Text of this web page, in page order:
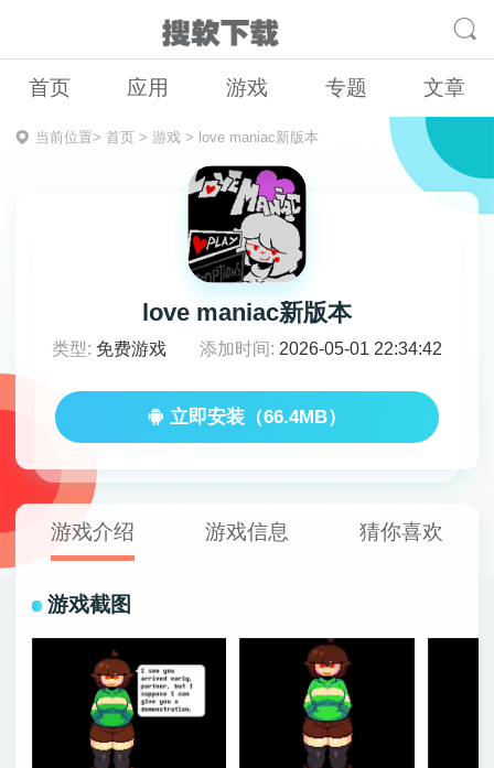
首页 应用 游戏 专题 文章
当前位置> 首页> 游戏> love maniac新版本
love maniac新版本
类型: 免费游戏 添加时间: 2026-05-01 22:34:42
立即安装（66.4MB）
游戏介绍 游戏信息 猜你喜欢
游戏截图